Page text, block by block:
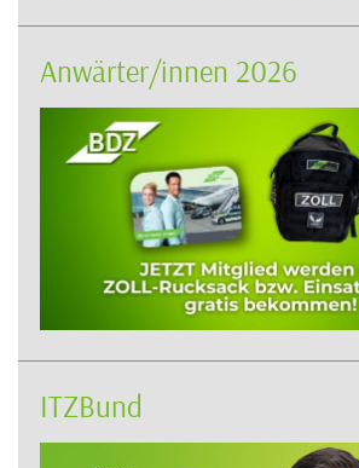
Anwärter/innen 2026
ITZBund